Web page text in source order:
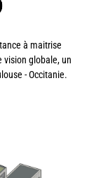
à maitrise
vision globale, un
- Occitanie.